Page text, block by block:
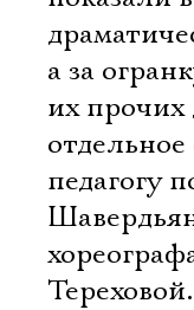
а за
их прочих
отдельное
педагогу
Тереховой.